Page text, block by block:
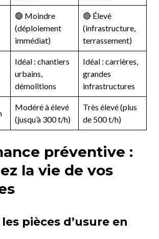
🟢 Moindre
(déploiement
immédiat)
🔴 Élevé
(infrastructure,
terrassement)
Idéal : chantiers
urbains,
démolitions
Idéal : carrières,
grandes
infrastructures
Modéré à élevé
(jusqu’à 300 t/h)
Très élevé (plus
de 500 t/h)
préventive :
la vie de vos
pièces d’usure en